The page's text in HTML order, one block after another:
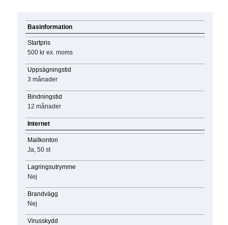
Basinformation
Startpris
500 kr ex. moms
Uppsägningstid
3 månader
Bindningstid
12 månader
Internet
Mailkonton
Ja, 50 st
Lagringsutrymme
Nej
Brandvägg
Nej
Virusskydd